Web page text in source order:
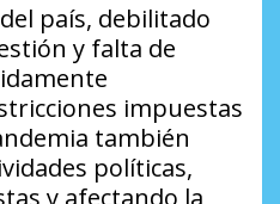
país, debilitado
y falta de
impuestas
también
políticas,
y afectando la